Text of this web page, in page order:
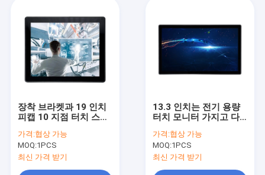
장착 브라켓과 19 인치
피캡 10 지점 터치 스크
가격:협상 가능
MOQ:1PCS
최신 가격 받기
13.3 인치는 전기 용량
터치 모니터 가지고 다
다중 터치를 계획했습니
다
가격:협상 가능
MOQ:1PCS
최신 가격 받기